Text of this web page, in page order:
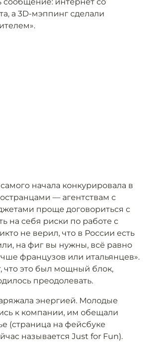
а 3D-мэппинг сделали
самого начала конкурировала в
— агентствам с
проще договориться с
на себя риски по работе с
не верил, что в России есть
на фиг вы нужны, всё равно
французов или итальянцев».
что это был мощный блок,
преодолевать.
энергией. Молодые
к компании, им обещали
(страница на фейсбуке
называется Just for Fun).